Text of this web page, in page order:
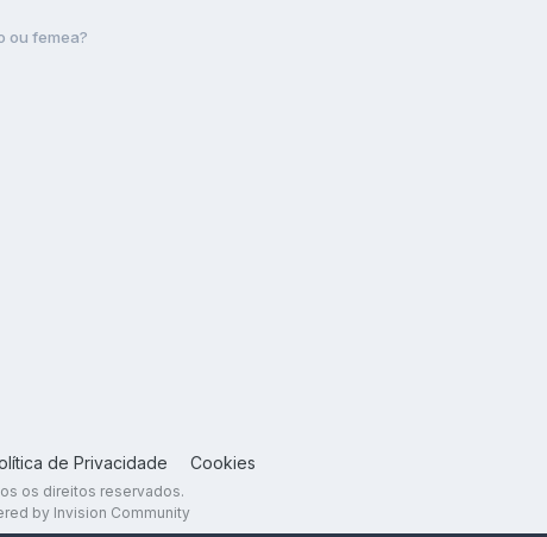
ou femea?
de Privacidade Cookies
os direitos reservados.
by Invision Community